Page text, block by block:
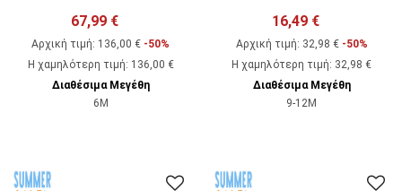
67,99 €
Αρχική τιμή: 136,00 € -50%
Η χαμηλότερη τιμή: 136,00 €
Διαθέσιμα Μεγέθη
6M
16,49 €
Αρχική τιμή: 32,98 € -50%
Η χαμηλότερη τιμή: 32,98 €
Διαθέσιμα Μεγέθη
9-12M